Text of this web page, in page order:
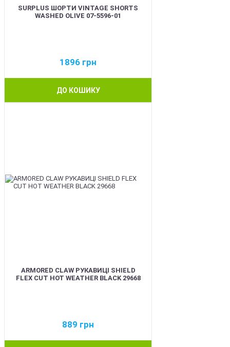
SURPLUS ШОРТИ VINTAGE SHORTS
WASHED OLIVE 07-5596-01
1896 грн
ДО КОШИКУ
ARMORED CLAW РУКАВИЦІ SHIELD
FLEX CUT HOT WEATHER BLACK 29668
889 грн